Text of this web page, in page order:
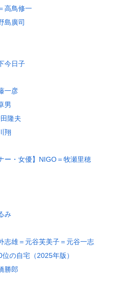
高鳥修一
島廣司
今日子
一彦
男
隆夫
翔
ー・女優】NIGO＝牧瀬里穂
み
志雄＝元谷芙美子＝元谷一志
の自宅（2025年版）
勝郎